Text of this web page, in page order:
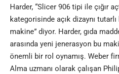
Harder, “Slicer 906 tipi ile çığır
kategorisinde açık dizaynı
makine” diyor. Harder, gıda
arasında yeni jenerasyon bu
önemli bir rol oynamış. Weber
Alma uzmanı olarak çalışan